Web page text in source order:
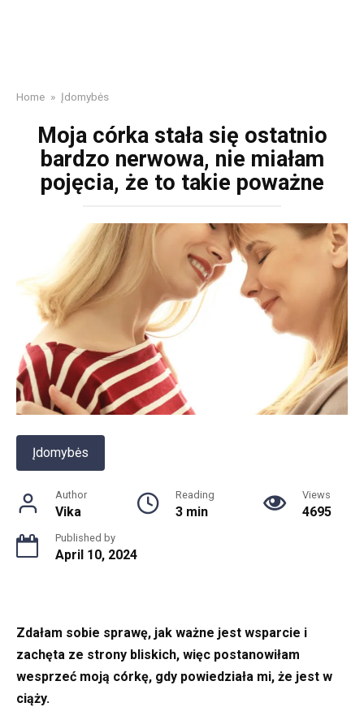
Home » Įdomybės
Moja córka stała się ostatnio
bardzo nerwowa, nie miałam
pojęcia, że to takie poważne
Įdomybės
Author
Vika
Reading
3 min
Views
4695
Published by
April 10, 2024
Zdałam sobie sprawę, jak ważne jest wsparcie i
zachęta ze strony bliskich, więc postanowiłam
wesprzeć moją córkę, gdy powiedziała mi, że jest w
ciąży.